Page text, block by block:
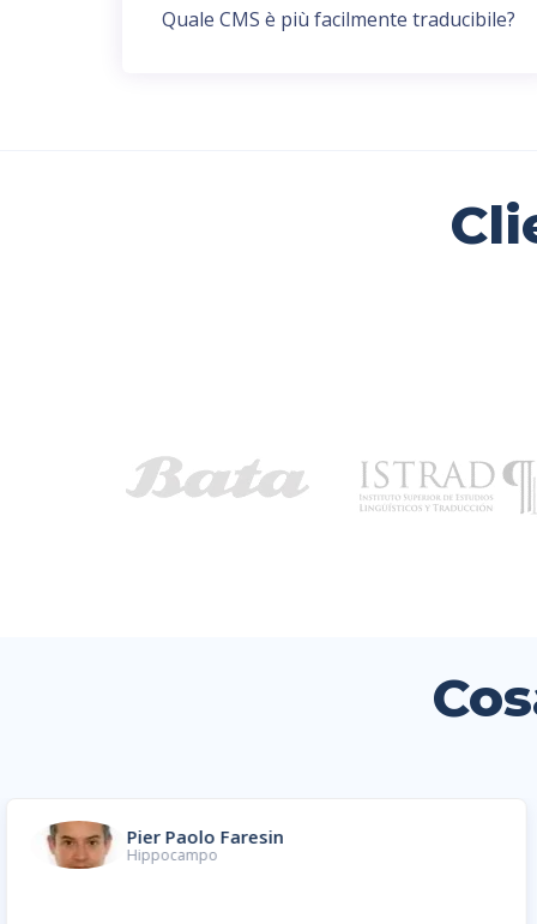
Quale CMS è più facilmente traducibile?
Pier Paolo Faresin
Hippocampo